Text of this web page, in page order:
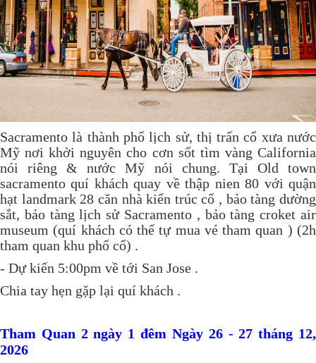
Sacramento là thành phố lịch sử, thị trấn cổ xưa nước
Mỹ nơi khởi nguyên cho cơn sốt tìm vàng California
nói riêng & nước Mỹ nói chung. Tại Old town
sacramento quí khách quay về thập nien 80 với quận
hạt landmark 28 căn nhà kiến trúc cổ , bảo tàng dường
sắt, bảo tàng lịch sử Sacramento , bảo tàng croket air
museum (quí khách có thể tự mua vé tham quan ) (2h
tham quan khu phố cổ) .
- Dự kiến 5:00pm về tới San Jose .
Chia tay hẹn gặp lại quí khách .
Tham Quan 2 ngày 1 đêm Ngày 26 - 27 tháng 12,
2026